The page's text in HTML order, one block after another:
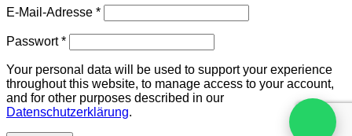
E-Mail-Adresse *
Passwort*
Your personal data will be used to support your experience
throughout this website, to manage access to your account,
and for other purposes described in our
Datenschutzerklärung.